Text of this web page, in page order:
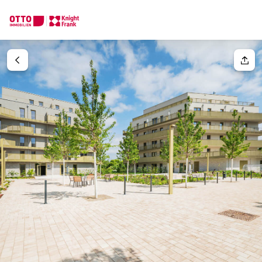
Ihre Anfrage
Ihre Nachricht
Anrede
Bitte wählen
Titel(optional)
Wir finden Ihre
Traumimmobilie
Sagen Sie uns was Sie suchen und wir finden Ihre
Wie möchten Sie uns kontaktieren?
Online
Immobilie konfigurieren & finden lassen
Direkte:r Ansprechpartner:in
Anrufen oder Rückruf vereinbaren